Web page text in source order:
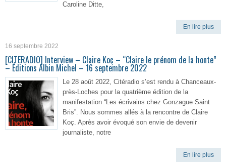
Caroline Ditte,
En lire plus
16 septembre 2022
[CITERADIO] Interview – Claire Koç – “Claire le prénom de la honte”
– Éditions Albin Michel – 16 septembre 2022
Le 28 août 2022, Citéradio s’est rendu à Chanceaux-
près-Loches pour la quatrième édition de la
manifestation “Les écrivains chez Gonzague Saint
Bris”. Nous sommes allés à la rencontre de Claire
Koç. Après avoir évoqué son envie de devenir
journaliste, notre
En lire plus